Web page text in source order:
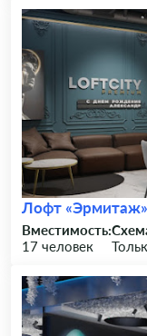
Лофт «Эрмитаж»
Вместимость:
17 человек